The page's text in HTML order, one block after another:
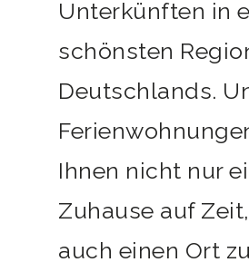
Unterkünften in
schönsten
Deutschlands.
Ihnen nicht nur
Zuhause auf
auch einen Ort